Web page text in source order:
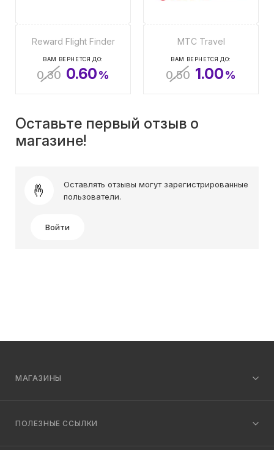
Reward Flight Finder
ВАМ ВЕРНЕТСЯ ДО:
0.30 0.60%
МТС Travel
ВАМ ВЕРНЕТСЯ ДО:
0.50 1.00%
Оставьте первый отзыв о
магазине!
Оставлять отзывы могут зарегистрированные
пользователи.
Войти
МАГАЗИНЫ
ПОЛЕЗНЫЕ ССЫЛКИ